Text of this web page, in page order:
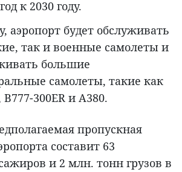
к 2030 году.
аэропорт будет обслуживать
так и военные самолеты и
большие
самолеты, такие как
300ER и A380.
пропускная
составит 63
и 2 млн. тонн грузов в